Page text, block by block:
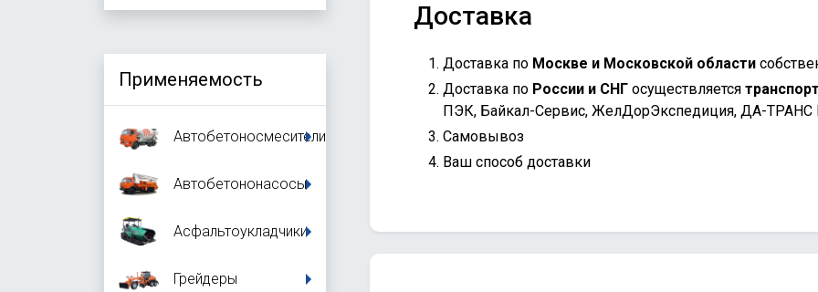
Применяемость
Автобетоносмесители
Автобетононасосы
Асфальтоукладчики
Грейдеры
Доставка
Доставка по Москве и Московской области
Доставка по России и СНГ осуществляется
ПЭК, Байкал-Сервис, ЖелДорЭкспедиция, ДА-
Самовывоз
Ваш способ доставки